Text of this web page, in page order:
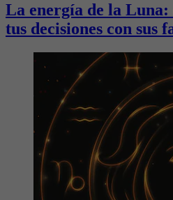
La energía de la
tus decisiones con sus